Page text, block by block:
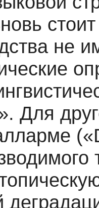
не
Для